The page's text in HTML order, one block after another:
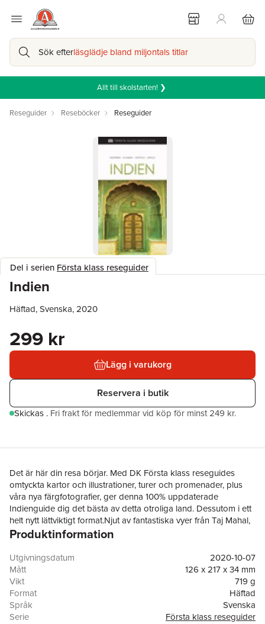
Sök efterläsglädje bland miljontals titlar
Allt till skolstarten! ❯
Reseguider Reseböcker Reseguider
Del i serien Första klass reseguider
Indien
Häftad, Svenska, 2020
299 kr
Lägg i varukorg
Reservera i butik
Skickas . Fri frakt för medlemmar vid köp för minst 249 kr.
Det är här din resa börjar. Med DK Första klass reseguides
omtyckta kartor och illustrationer, turer och promenader, plus
våra nya färgfotografier, ger denna 100% uppdaterade
Indienguide dig det bästa av detta otroliga land. Dessutom i ett
helt nytt lättviktigt format.Njut av fantastiska vyer från Taj Mahal,
lär dig allt om Sydindiens kultur i Chennai eller utforska
uppdelat i färgkodade kapitel. Upptäck Indiens guldkorn med
denna oumbärliga reseguide.
Produktinformation
Utgivningsdatum
2020-10-07
Mått
126 x 217 x 34 mm
Vikt
719 g
Format
Häftad
Språk
Svenska
Serie
Första klass reseguider